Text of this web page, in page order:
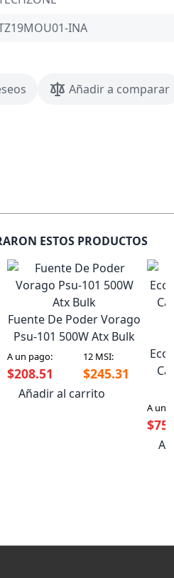
INA
Añadir a comparar
ESTOS PRODUCTOS
Fuente De Poder Vorago
Psu-101 500W Atx Bulk
A un pago: 12 MSI:
$208.51 $245.31
Añadir al carrito
A un